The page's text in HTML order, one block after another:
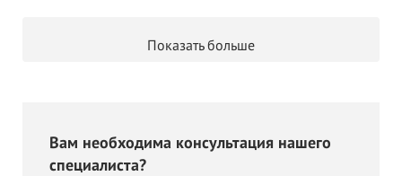
Показать больше
Вам необходима консультация нашего
специалиста?